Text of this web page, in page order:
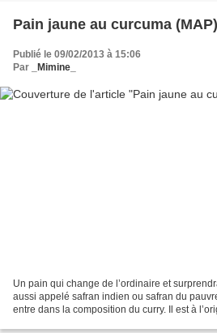
Pain jaune au curcuma (MAP)
Publié le 09/02/2013 à 15:06
Par
_Mimine_
Un pain qui change de l’ordinaire et
aussi appelé safran indien ou safran du
entre dans la composition du curry. Il est à